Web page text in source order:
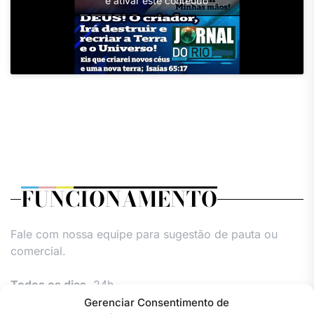
Gerenciar Consentimento de
FUNCIONAMENTO
Fale com nossa equipe para sugestão de pauta ou
comercial.
Todos os dias, 24h.